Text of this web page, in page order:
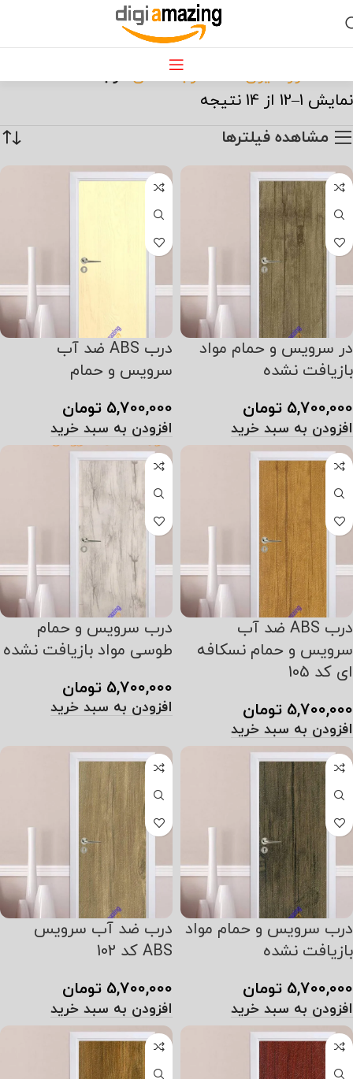
درب ABS
خانه دکوراسیون خانه درب داخلی درب ABS
نمایش 1–12 از 14 نتیجه
مشاهده فیلترها
در سرویس و حمام مواد
بازیافت نشده
5,700,000 تومان
افزودن به سبد خرید
درب ABS ضد آب
سرویس و حمام
5,700,000 تومان
افزودن به سبد خرید
درب ABS ضد آب
سرویس و حمام نسکافه
ای کد 105
5,700,000 تومان
افزودن به سبد خرید
درب سرویس و حمام
طوسی مواد بازیافت نشده
5,700,000 تومان
افزودن به سبد خرید
درب سرویس و حمام مواد
بازیافت نشده
5,700,000 تومان
افزودن به سبد خرید
درب ضد آب سرویس
ABS کد 102
5,700,000 تومان
افزودن به سبد خرید